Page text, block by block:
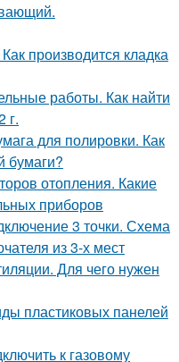
производится кладка
работы. Как найти
г.
для полировки. Как
бумаги?
отопления. Какие
приборов
3 точки. Схема
из 3-х мест
Для чего нужен
пластиковых панелей
к газовому